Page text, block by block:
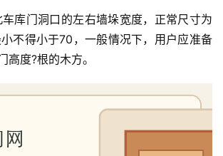
注册
库门洞口的左右墙垛宽度，正常尺寸为
不得小于70，一般情况下，用户应准备
度?根的木方。